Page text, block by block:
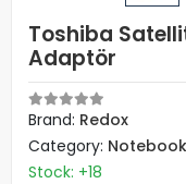
Toshiba
Adaptör
Brand: Redox
Category:
Stock: +18